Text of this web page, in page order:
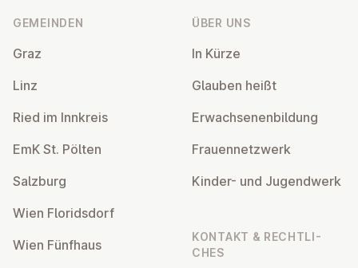
GEMEINDEN
Graz
Linz
Ried im Innkreis
EmK St. Pölten
Salzburg
Wien Flo­rids­dorf
Wien Fünfhaus
ÜBER UNS
In Kürze
Glauben heißt
Er­wach­se­nen­bil­dung
Frau­en­netz­werk
Kinder- und Ju­gend­werk
KONTAKT & RECHT­LI­
CHES